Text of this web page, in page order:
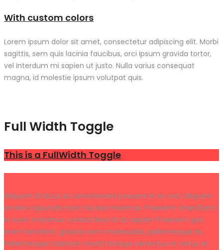
With custom colors
Lorem ipsum dolor sit amet, consectetur adipiscing elit. Morbi
sagittis, sem quis lacinia faucibus, orci ipsum gravida tortor,
vel interdum mi sapien ut justo. Nulla varius consequat
magna, id molestie ipsum volutpat quis.
Full Width Toggle
This is a FullWidth Toggle
Aliquam id lacus ac urna laoreet posuere in ac orci. Aliquam
ornare vulputate nunc lacinia maximus. Praesent vitae libero
in nunc maximus consectetur id ac sapien. Praesent quis
enim hendrerit, gravida sem malesuada, pellentesque ex.
Pellentesque habitant morbi tristique senectus et netus et